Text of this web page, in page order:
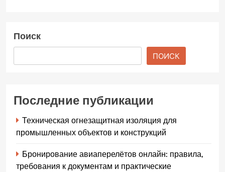
Поиск
ПОИСК
Последние публикации
Техническая огнезащитная изоляция для
промышленных объектов и конструкций
Бронирование авиаперелётов онлайн: правила,
требования к документам и практические